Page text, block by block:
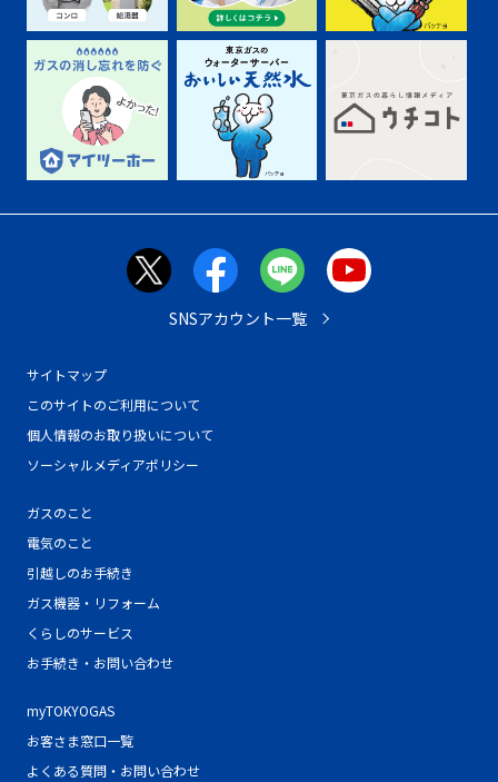
サイトマップ
このサイトのご利用について
個人情報のお取り扱いについて
ソーシャルメディアポリシー
ガスのこと
電気のこと
引越しのお手続き
ガス機器・リフォーム
くらしのサービス
お手続き・お問い合わせ
myTOKYOGAS
お客さま窓口一覧
よくある質問・お問い合わせ
SNSアカウント一覧